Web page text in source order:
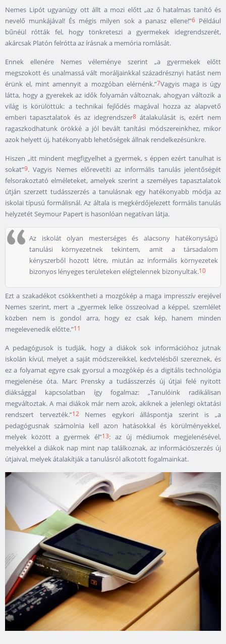
Nemes Lipót ugyanúgy ott állt a mozi előtt „az ő hatalmas tanító és
nevelő munkájával! És mégis milyen sok a panasz ellene!”6Például
bűnéül rótták fel, hogy tönkreteszi a gyermekek idegrendszerét,
akárcsak Platón felrótta az írásnak a memória romlását.
Ennek ellenére Nemes véleménye szerint „a gyermekek előtt
megszokott és unalmassá vált moráljainkkal századrésznyi hatást nem
érünk el, mint amennyit a mozgóban elérnénk.”7Vagyis maga is úgy
látta, hogy a gyerekek az idők folyamán változnak, ahogyan változik a
világ is körülöttük: a technikai fejlődés magával hozza az alapvető
emberi tapasztalatok és az idegrendszer8 átalakulását is, ezért nem
ragaszkodhatunk örökké a jól bevált tanítási módszereinkhez, mikor
azok helyett új, hatékonyabb lehetőségek állnak rendelkezésünkre.
Hiszen „itt mindent megfigyelhet a gyermek, s éppen ezért tanulhat is
sokat”9. Vagyis Nemes előrevetíti az informális tanulás jelentőségét
felsorakoztató elméleteket, amelyek szerint a személyes tapasztalatok
útján szerzett tudásszerzés a tanulásnak egy hatékonyabb módja az
iskolai típusú formálisnál. Az általa is megkérdőjelezett formális tanulás
helyzetét Seymour Papert is hasonlóan negatívan látja.
Az iskolát olyan mesterséges és alacsony hatékonyságú
tanulási környezetnek tekintem, amit a társadalom
kényszerből hozott létre, miután az informális környezetek
bizonyos lényeges területeken elégtelennek bizonyultak.10
Ezt a szakadékot csökkentheti a mozgókép a maga impresszív erejével
Nemes szerint, mert a „gyermek lelke összeolvad a képpel, szemlélet
közben nem is gondol arra, hogy ez csak kép, hanem minden
megelevenedik előtte.”11
A pedagógusok is tudják, hogy a diákok sok információhoz jutnak
iskolán kívül, melyet a saját módszereikkel, kedvtelésből szereznek, és
ez a folyamat egyre csak gyorsul a mozgókép és a digitális technológia
megjelenése óta. Marc Prensky a tudásszerzés új útjai felé nyitott
diáksággal kapcsolatban így fogalmaz: „Tanulóink radikálisan
megváltoztak. A mai diákok már nem azok, akiknek a jelenlegi oktatási
rendszert tervezték.”12Nemes egykori álláspontja szerint is „a
pedagógusnak számolnia kell azon hatásokkal és körülményekkel,
melyek között a gyermek él”13: az új médiumok megjelenésével,
melyekkel a diákok nap mint nap találkoznak, az információszerzés új
útjaival, melyek átalakítják a tanulásról alkotott fogalmainkat.